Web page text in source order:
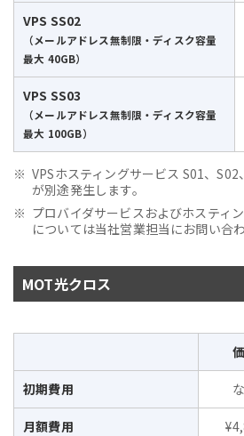
VPS SS02
（メールアドレス無制限・ディスク容量
最大 40GB）
VPS SS03
（メールアドレス無制限・ディスク容量
最大 100GB）
VPSホスティングサービス S01、
が別途発生します。
プロバイダサービスおよびホスティ
については当社営業担当にお問い合
MOT光クロス
初期費用
月額費用